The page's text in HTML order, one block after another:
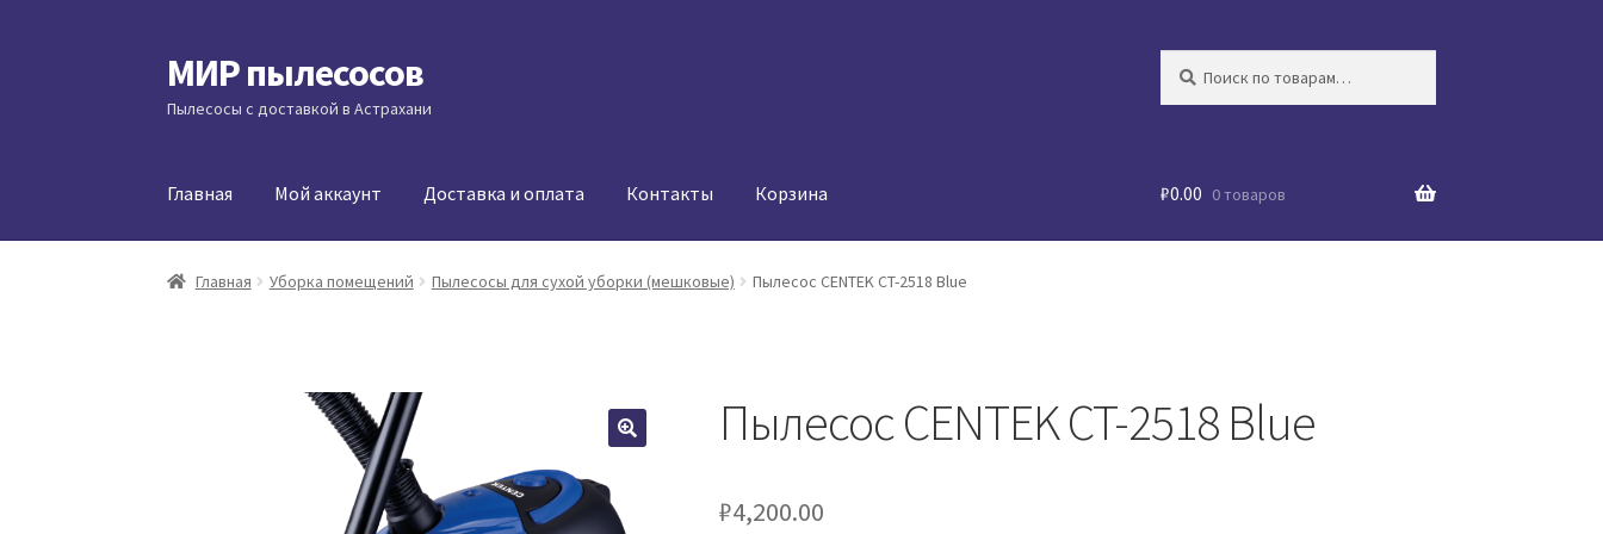
Перейти
к
навигации
Перейти
к
содержимому
МИР пылесосов
Пылесосы с доставкой в Астрахани
Главная Мой аккаунт Доставка и оплата Контакты Корзина ₽0.00 0 товаров
Главная Уборка помещений Пылесосы для сухой уборки (мешковые) Пылесос CENTEK CT-2518 Blue
Пылесос CENTEK CT-2518 Blue
₽4,200.00